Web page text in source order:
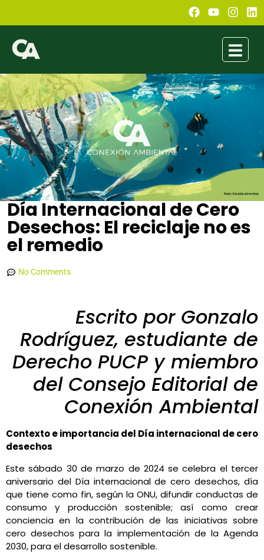
Día Internacional de Cero
Desechos: El reciclaje no es
el remedio
No Comments
Escrito por Gonzalo
Rodríguez, estudiante de
Derecho PUCP y miembro
del Consejo Editorial de
Conexión Ambiental
Contexto e importancia del Día internacional de cero
desechos
Este sábado 30 de marzo de 2024 se celebra el tercer
aniversario del Día internacional de cero desechos, día
que tiene como fin, según la ONU, difundir conductas de
consumo y producción sostenible; así como crear
conciencia en la contribución de las iniciativas sobre
cero desechos para la implementación de la Agenda
2030, para el desarrollo sostenible.